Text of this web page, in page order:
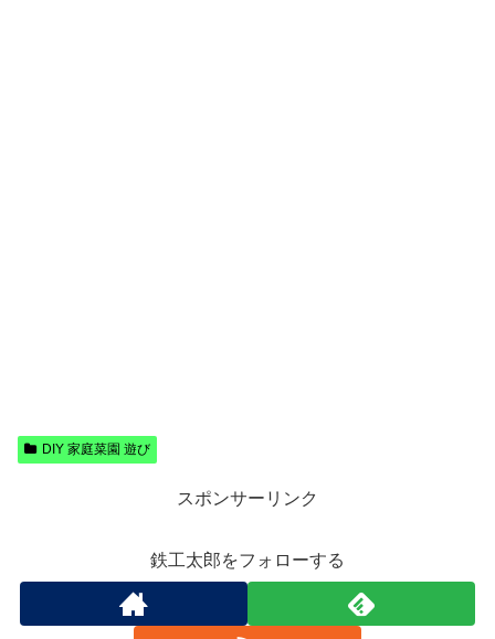
DIY 家庭菜園 遊び
スポンサーリンク
鉄工太郎をフォローする